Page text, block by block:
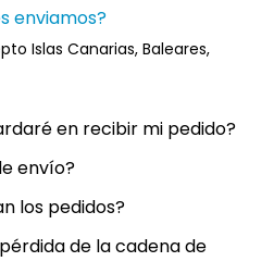
enviamos?
Islas Canarias, Baleares,
en recibir mi pedido?
envío?
los pedidos?
de la cadena de